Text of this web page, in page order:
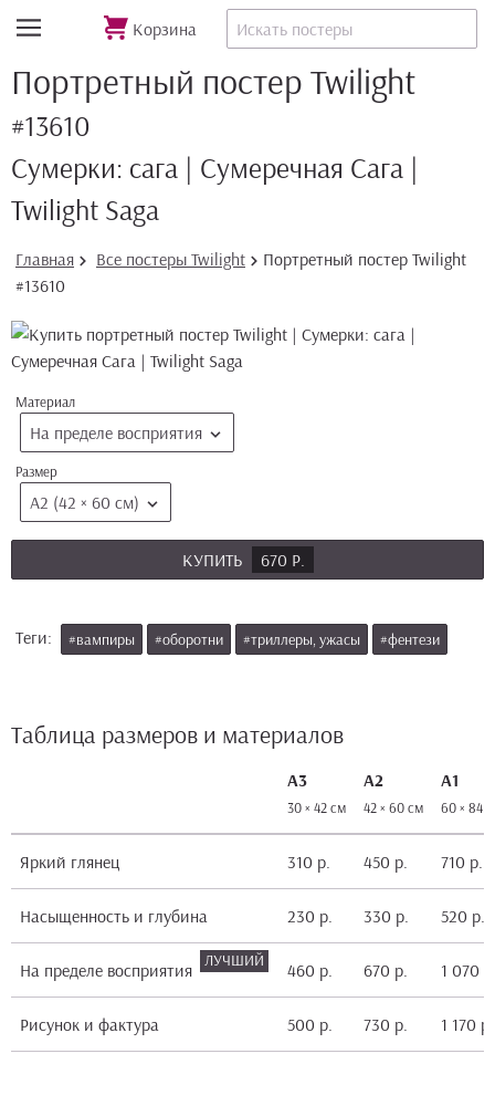
Корзина
Портретный постер Twilight
#13610
Сумерки: сага | Сумеречная Сага |
Twilight Saga
Главная Все постеры Twilight
Портретный постер Twilight
#13610
Материал
На пределе восприятия
Размер
А2 (42 × 60 см)
КУПИТЬ 670 Р.
Теги: #вампиры #оборотни #триллеры, ужасы #фентези
Таблица размеров и материалов
А3
30 × 42 см
А2
42 × 60 см
А1
60 × 84
Яркий глянец 310 р. 450 р. 710 р.
Насыщенность и глубина 230 р. 330 р. 520 р.
На пределе восприятия 460 р. 670 р. 1 070
Рисунок и фактура 500 р. 730 р. 1 170 р.